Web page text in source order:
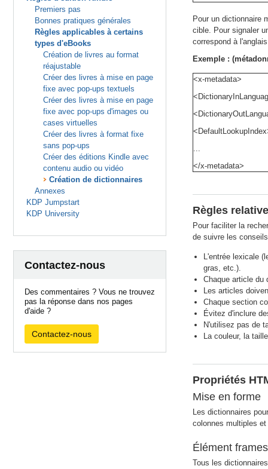
Premiers pas
Bonnes pratiques générales
Règles applicables à certains
types d'eBooks
Création de livres au format
réajustable
Créer des livres à mise en page
fixe avec pop-ups textuels
Créer des livres à mise en page
fixe avec pop-ups d'images ou
cases virtuelles
Créer des livres à format fixe
sans pop-ups
Créer des éditions Kindle avec
contenu audio ou vidéo
Création de dictionnaires
Annexes
KDP Jumpstart
KDP University
Contactez-nous
Des commentaires ? Vous ne trouvez
pas la réponse dans nos pages
d'aide ?
Contactez-nous
Pour un dictionnaire
cible. Pour signaler
correspond à
Exemple :
<x-metadata>
...
</x-metadata>
Règles
Pour faciliter la
de suivre les
L'entrée lexicale
gras, etc.).
Chaque article du
Les articles
Chaque section
Évitez d'inclure
N'utilisez pas de
La couleur, la
Propriétés
Mise en forme
Les dictionnaires
colonnes multiples
Élément
Tous les